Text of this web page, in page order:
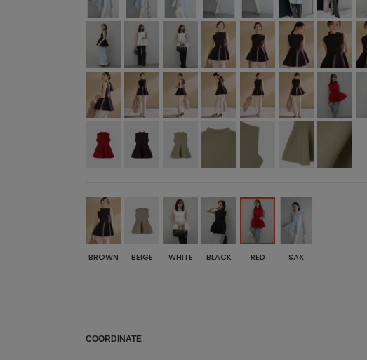
BROWN BEIGE WHITE BLACK RED SAX
COORDINATE